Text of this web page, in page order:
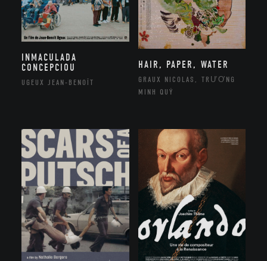
INMACULADA
CONCEPCIOU
UGEUX JEAN-BENOÎT
HAIR, PAPER, WATER
GRAUX NICOLAS, TRƯƠNG
MINH QUÝ